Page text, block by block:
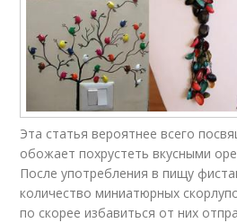
Поделка из фисташек
Фисташковая
скорлупа
Эта статья вероятнее всего
обожает похрустеть вкусными
После употребления в пищу
количество миниатюрных
по скорее избавиться от них